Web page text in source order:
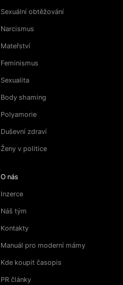
Sexuální obtěžování
Narcismus
Mateřství
Feminismus
Sexualita
Body shaming
Polyamorie
Duševní zdraví
Ženy v politice
O nás
Inzerce
Náš tým
Kontakty
Manuál pro moderní mámy
Kde koupit časopis
PR články